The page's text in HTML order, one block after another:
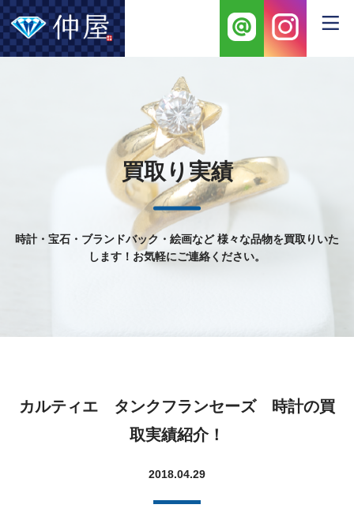
買取り実績
時計・宝石・ブランドバック・絵画など様々な品物を買取りいた
します！お気軽にご連絡ください。
カルティエ タンクフランセーズ 時計の買
取実績紹介！
2018.04.29